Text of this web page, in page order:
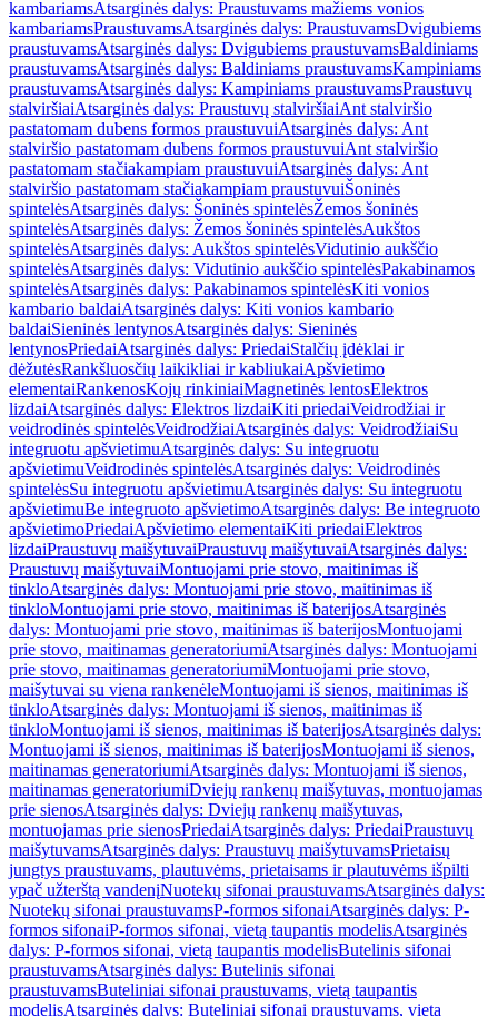
kambariamsAtsarginės dalys: Praustuvams mažiems vonios
kambariamsPraustuvamsAtsarginės dalys: PraustuvamsDvigubiems
praustuvamsAtsarginės dalys: Dvigubiems praustuvamsBaldiniams
praustuvamsAtsarginės dalys: Baldiniams praustuvamsKampiniams
praustuvamsAtsarginės dalys: Kampiniams praustuvamsPraustuvų
stalviršiaiAtsarginės dalys: Praustuvų stalviršiaiAnt stalviršio
pastatomam dubens formos praustuvuiAtsarginės dalys: Ant
stalviršio pastatomam dubens formos praustuvuiAnt stalviršio
pastatomam stačiakampiam praustuvuiAtsarginės dalys: Ant
stalviršio pastatomam stačiakampiam praustuvuiŠoninės
spintelėsAtsarginės dalys: Šoninės spintelėsŽemos šoninės
spintelėsAtsarginės dalys: Žemos šoninės spintelėsAukštos
spintelėsAtsarginės dalys: Aukštos spintelėsVidutinio aukščio
spintelėsAtsarginės dalys: Vidutinio aukščio spintelėsPakabinamos
spintelėsAtsarginės dalys: Pakabinamos spintelėsKiti vonios
kambario baldaiAtsarginės dalys: Kiti vonios kambario
baldaiSieninės lentynosAtsarginės dalys: Sieninės
lentynosPriedaiAtsarginės dalys: PriedaiStalčių įdėklai ir
dėžutėsRankšluosčių laikikliai ir kabliukaiApšvietimo
elementaiRankenosKojų rinkiniaiMagnetinės lentosElektros
lizdaiAtsarginės dalys: Elektros lizdaiKiti priedaiVeidrodžiai ir
veidrodinės spintelėsVeidrodžiaiAtsarginės dalys: VeidrodžiaiSu
integruotu apšvietimuAtsarginės dalys: Su integruotu
apšvietimuVeidrodinės spintelėsAtsarginės dalys: Veidrodinės
spintelėsSu integruotu apšvietimuAtsarginės dalys: Su integruotu
apšvietimuBe integruoto apšvietimoAtsarginės dalys: Be integruoto
apšvietimoPriedaiApšvietimo elementaiKiti priedaiElektros
lizdaiPraustuvų maišytuvaiPraustuvų maišytuvaiAtsarginės dalys:
Praustuvų maišytuvaiMontuojami prie stovo, maitinimas iš
tinkloAtsarginės dalys: Montuojami prie stovo, maitinimas iš
tinkloMontuojami prie stovo, maitinimas iš baterijosAtsarginės
dalys: Montuojami prie stovo, maitinimas iš baterijosMontuojami
prie stovo, maitinamas generatoriumiAtsarginės dalys: Montuojami
prie stovo, maitinamas generatoriumiMontuojami prie stovo,
maišytuvai su viena rankenėleMontuojami iš sienos, maitinimas iš
tinkloAtsarginės dalys: Montuojami iš sienos, maitinimas iš
tinkloMontuojami iš sienos, maitinimas iš baterijosAtsarginės dalys:
Montuojami iš sienos, maitinimas iš baterijosMontuojami iš sienos,
maitinamas generatoriumiAtsarginės dalys: Montuojami iš sienos,
maitinamas generatoriumiDviejų rankenų maišytuvas, montuojamas
prie sienosAtsarginės dalys: Dviejų rankenų maišytuvas,
montuojamas prie sienosPriedaiAtsarginės dalys: PriedaiPraustuvų
maišytuvamsAtsarginės dalys: Praustuvų maišytuvamsPrietaisų
jungtys praustuvams, plautuvėms, prietaisams ir plautuvėms išpilti
ypač užterštą vandenįNuotekų sifonai praustuvamsAtsarginės dalys:
Nuotekų sifonai praustuvamsP-formos sifonaiAtsarginės dalys: P-
formos sifonaiP-formos sifonai, vietą taupantis modelisAtsarginės
dalys: P-formos sifonai, vietą taupantis modelisButelinis sifonai
praustuvamsAtsarginės dalys: Butelinis sifonai
praustuvamsButeliniai sifonai praustuvams, vietą taupantis
modelisAtsarginės dalys: Buteliniai sifonai praustuvams, vietą